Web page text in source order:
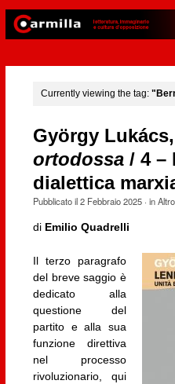
Currently viewing the tag:
György Lukács,
ortodossa/ 4 –
dialettica
Pubblicato il2 Febbraio 2025· in
di Emilio Quadrelli
Il terzo paragrafo
del breve saggio è
dedicato alla
questione del
partito e alla sua
funzione direttiva
nel processo
rivoluzionario, qui